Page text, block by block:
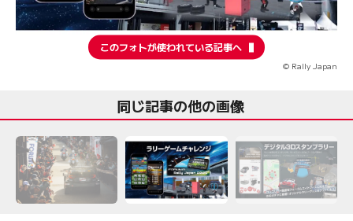
このフォトが使われている記事へ
© Rally Japan
同じ記事の他の画像